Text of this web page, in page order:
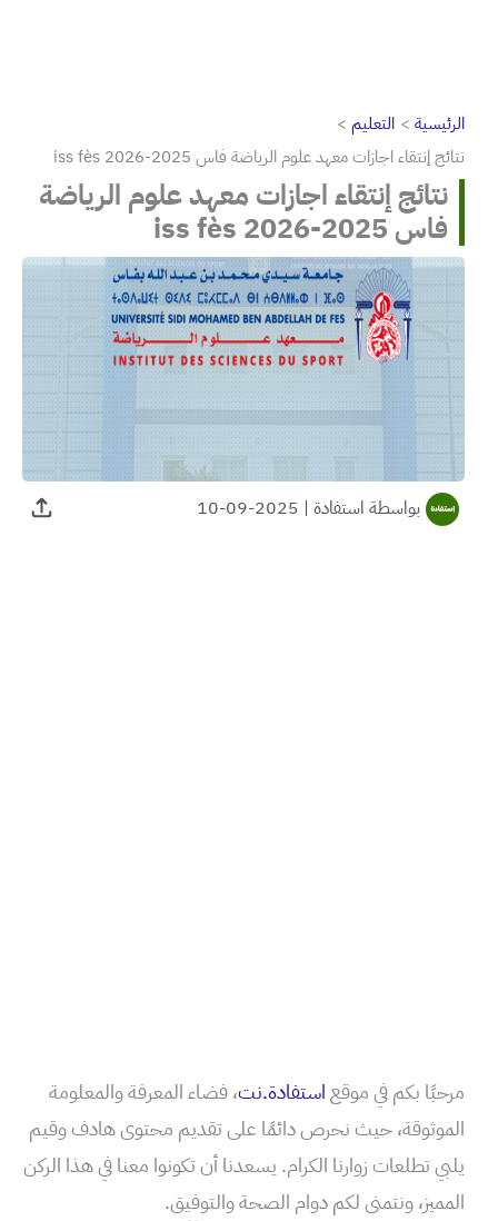
الرئيسية
التعليم
نتائج إنتقاء اجازات معهد علوم الرياضة فاس iss fès 2026-2025
نتائج إنتقاء اجازات معهد علوم الرياضة
فاس iss fès 2026-2025
بواسطة استفادة |
2025-09-10
مرحبًا بكم في موقعاستفادة.نت، فضاء المعرفة والمعلومة
الموثوقة، حيث نحرص دائمًا على تقديم محتوى هادف وقيم
يلبي تطلعات زوارنا الكرام. يسعدنا أن تكونوا معنا في هذا الركن
المميز، ونتمنى لكم دوام الصحة والتوفيق.